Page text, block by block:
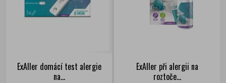
ExAller domácí test alergie
na...
ExAller při alergii na
roztoče...